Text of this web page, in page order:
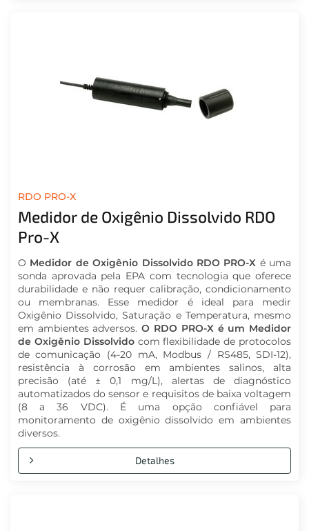
RDO PRO-X
Medidor de Oxigênio Dissolvido RDO
Pro-X
O Medidor de Oxigênio Dissolvido RDO PRO-X é uma
sonda aprovada pela EPA com tecnologia que oferece
durabilidade e não requer calibração, condicionamento
ou membranas. Esse medidor é ideal para medir
Oxigênio Dissolvido, Saturação e Temperatura, mesmo
em ambientes adversos.O RDO PRO-X é um Medidor
de Oxigênio Dissolvidocom flexibilidade de protocolos
de comunicação (4-20 mA, Modbus / RS485, SDI-12),
resistência à corrosão em ambientes salinos, alta
precisão (até ± 0,1 mg/L), alertas de diagnóstico
automatizados do sensor e requisitos de baixa voltagem
(8 a 36 VDC). É uma opção confiável para
monitoramento de oxigênio dissolvido em ambientes
diversos.
Detalhes